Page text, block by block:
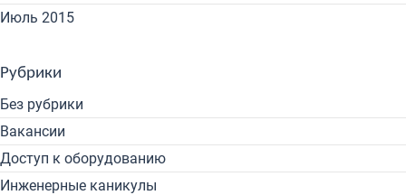
Июль 2015
Рубрики
Без рубрики
Вакансии
Доступ к оборудованию
Инженерные каникулы